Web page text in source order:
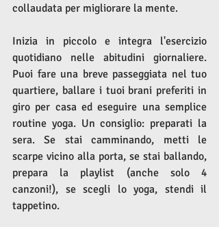
collaudata per migliorare la mente.
Inizia in piccolo e integra l'esercizio
quotidiano nelle abitudini giornaliere.
Puoi fare una breve passeggiata nel tuo
quartiere, ballare i tuoi brani preferiti in
giro per casa ed eseguire una semplice
routine yoga. Un consiglio: preparati la
sera. Se stai camminando, metti le
scarpe vicino alla porta, se stai ballando,
prepara la playlist (anche solo 4
canzoni!), se scegli lo yoga, stendi il
tappetino.